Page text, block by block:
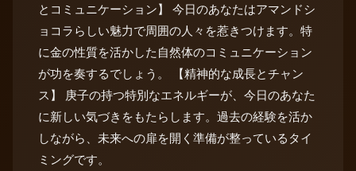
とコミュニケーション】 今日のあなたはアマンドシ
ョコラらしい魅力で周囲の人々を惹きつけます。特
に金の性質を活かした自然体のコミュニケーション
が功を奏するでしょう。 【精神的な成長とチャン
ス】 庚子の持つ特別なエネルギーが、今日のあなた
に新しい気づきをもたらします。過去の経験を活か
しながら、未来への扉を開く準備が整っているタイ
ミングです。